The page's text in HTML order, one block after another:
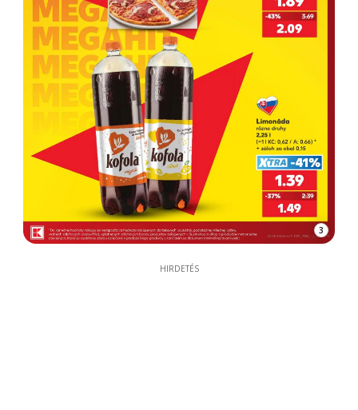
3
HIRDETÉS